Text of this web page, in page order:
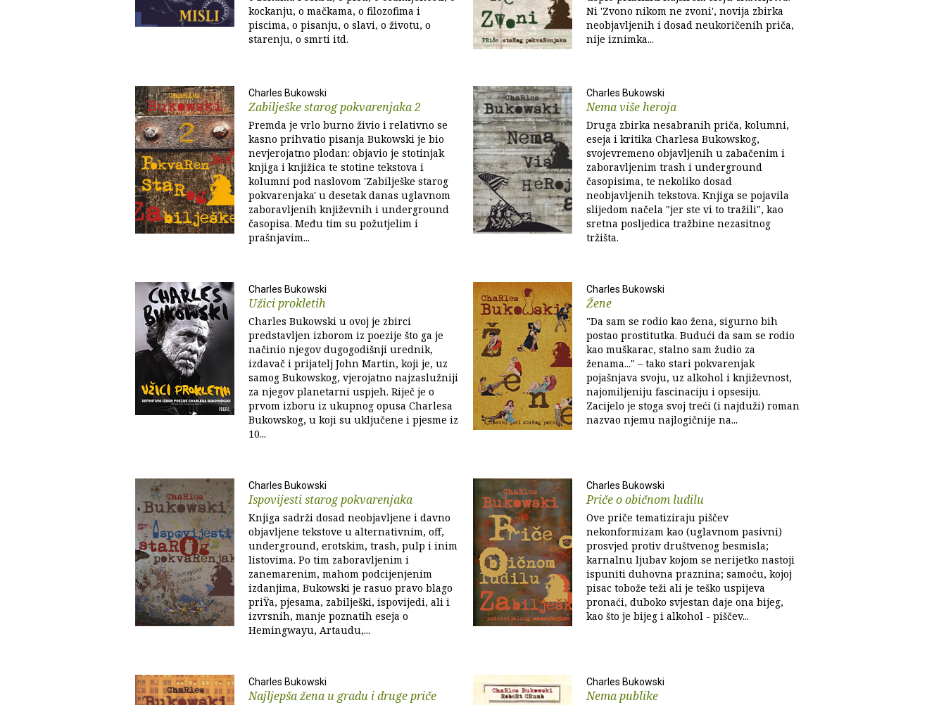
kockanju, o mačkama, o filozofima i
piscima, o pisanju, o slavi, o životu, o
starenju, o smrti itd.
Ni 'Zvono nikom ne zvoni', novija zbirka
neobjavljenih i dosad neukoričenih priča,
nije iznimka...
Charles Bukowski
Zabilješke starog pokvarenjaka 2
Premda je vrlo burno živio i relativno se
kasno prihvatio pisanja Bukowski je bio
nevjerojatno plodan: objavio je stotinjak
knjiga i knjižica te stotine tekstova i
kolumni pod naslovom 'Zabilješke starog
pokvarenjaka' u desetak danas uglavnom
zaboravljenih književnih i underground
časopisa. Među tim su požutjelim i
prašnjavim...
Charles Bukowski
Nema više heroja
Druga zbirka nesabranih priča, kolumni,
eseja i kritika Charlesa Bukowskog,
svojevremeno objavljenih u zabačenim i
zaboravljenim trash i underground
časopisima, te nekoliko dosad
neobjavljenih tekstova. Knjiga se pojavila
slijedom načela "jer ste vi to tražili", kao
sretna posljedica tražbine nezasitnog
tržišta.
Charles Bukowski
Užici prokletih
Charles Bukowski u ovoj je zbirci
predstavljen izborom iz poezije što ga je
načinio njegov dugogodišnji urednik,
izdavač i prijatelj John Martin, koji je, uz
samog Bukowskog, vjerojatno najzaslužniji
za njegov planetarni uspjeh. Riječ je o
prvom izboru iz ukupnog opusa Charlesa
Bukowskog, u koji su uključene i pjesme iz
10...
Charles Bukowski
Žene
"Da sam se rodio kao žena, sigurno bih
postao prostitutka. Budući da sam se rodio
kao muškarac, stalno sam žudio za
ženama..." – tako stari pokvarenjak
pojašnjava svoju, uz alkohol i književnost,
najomiljeniju fascinaciju i opsesiju.
Zacijelo je stoga svoj treći (i najduži) roman
nazvao njemu najlogičnije na...
Charles Bukowski
Ispovijesti starog pokvarenjaka
Knjiga sadrži dosad neobjavljene i davno
objavljene tekstove u alternativnim, off,
underground, erotskim, trash, pulp i inim
listovima. Po tim zaboravljenim i
zanemarenim, mahom podcijenjenim
izdanjima, Bukowski je rasuo pravo blago
priŸa, pjesama, zabilješki, ispovijedi, ali i
izvrsnih, manje poznatih eseja o
Hemingwayu, Artaudu,...
Charles Bukowski
Priče o običnom ludilu
Ove priče tematiziraju piščev
nekonformizam kao (uglavnom pasivni)
prosvjed protiv društvenog besmisla;
karnalnu ljubav kojom se nerijetko nastoji
ispuniti duhovna praznina; samoću, kojoj
pisac tobože teži ali je teško uspijeva
pronaći, duboko svjestan daje ona bijeg,
kao što je bijeg i alkohol - piščev...
Charles Bukowski
Najljepša žena u gradu i druge priče
Charles Bukowski
Nema publike